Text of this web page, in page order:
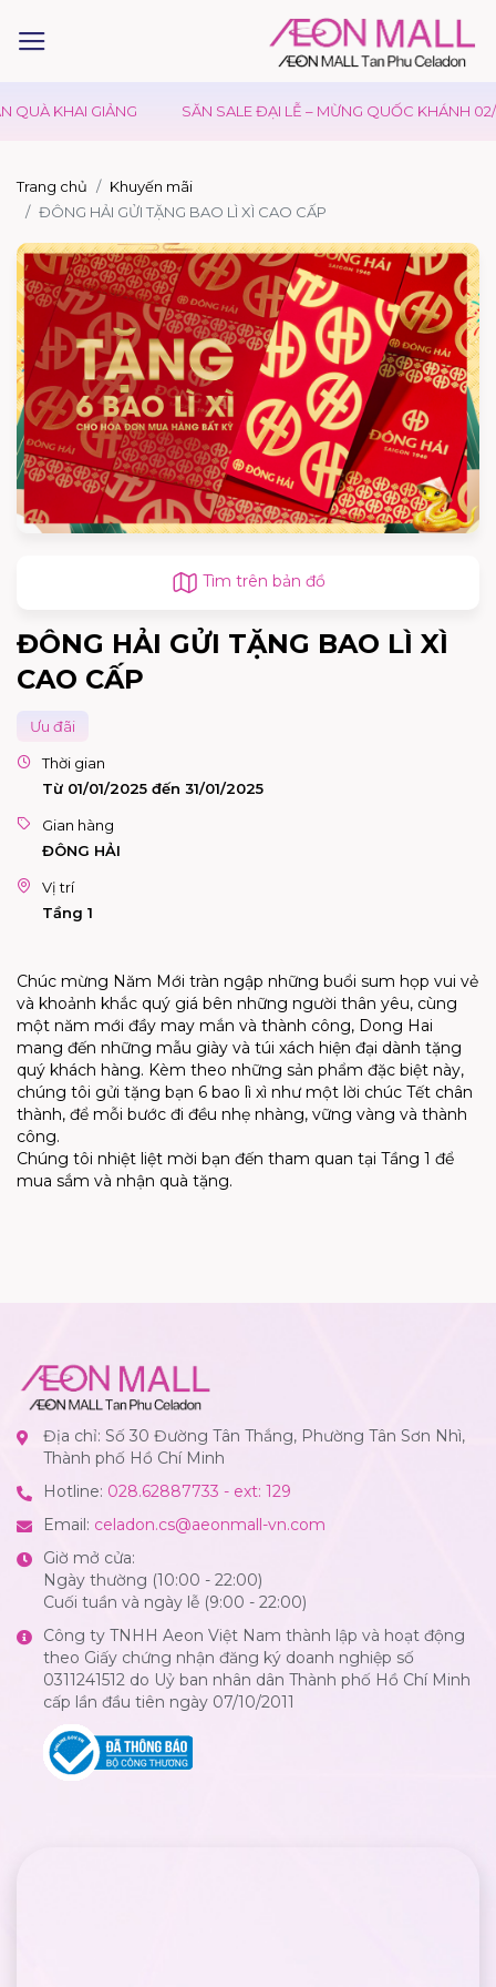
KHAI GIẢNG SĂN SALE ĐẠI LỄ – MỪNG QUỐC KHÁNH 02/
Trang chủ
Khuyến mãi
ĐÔNG HẢI GỬI TẶNG BAO LÌ XÌ CAO CẤP
Tìm trên bản đồ
ĐÔNG HẢI GỬI TẶNG BAO LÌ XÌ
CAO CẤP
Ưu đãi
Thời gian
Từ 01/01/2025 đến 31/01/2025
Gian hàng
ĐÔNG HẢI
Vị trí
Tầng 1
Chúc mừng Năm Mới tràn ngập những buổi sum họp vui vẻ
và khoảnh khắc quý giá bên những người thân yêu, cùng
một năm mới đầy may mắn và thành công, Dong Hai
mang đến những mẫu giày và túi xách hiện đại dành tặng
quý khách hàng. Kèm theo những sản phẩm đặc biệt này,
chúng tôi gửi tặng bạn 6 bao lì xì như một lời chúc Tết chân
thành, để mỗi bước đi đều nhẹ nhàng, vững vàng và thành
công.
Chúng tôi nhiệt liệt mời bạn đến tham quan tại Tầng 1 để
mua sắm và nhận quà tặng.
Địa chỉ: Số 30 Đường Tân Thắng, Phường Tân Sơn Nhì,
Thành phố Hồ Chí Minh
Hotline: 028.62887733 - ext: 129
Email: celadon.cs@aeonmall-vn.com
Giờ mở cửa:
Ngày thường (10:00 - 22:00)
Cuối tuần và ngày lễ (9:00 - 22:00)
Công ty TNHH Aeon Việt Nam thành lập và hoạt động
theo Giấy chứng nhận đăng ký doanh nghiệp số
0311241512 do Uỷ ban nhân dân Thành phố Hồ Chí Minh
cấp lần đầu tiên ngày 07/10/2011